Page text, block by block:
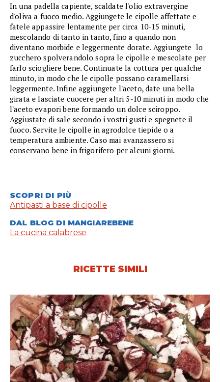
In una padella capiente, scaldate l'olio extravergine
d'oliva a fuoco medio. Aggiungete le cipolle affettate e
fatele appassire lentamente per circa 10-15 minuti,
mescolando di tanto in tanto, fino a quando non
diventano morbide e leggermente dorate. Aggiungete lo
zucchero spolverandolo sopra le cipolle e mescolate per
farlo sciogliere bene. Continuate la cottura per qualche
minuto, in modo che le cipolle possano caramellarsi
leggermente. Infine aggiungete l'aceto, date una bella
girata e lasciate cuocere per altri 5-10 minuti in modo che
l'aceto evapori bene formando un dolce sciroppo.
Aggiustate di sale secondo i vostri gusti e spegnete il
fuoco. Servite le cipolle in agrodolce tiepide o a
temperatura ambiente. Caso mai avanzassero si
conservano bene in frigorifero per alcuni giorni.
SCOPRI DI PIÙ
Antipasti a base di cipolle
DAL BLOG DI MANGIAREBENE
La cucina calabrese
RICETTE SIMILI